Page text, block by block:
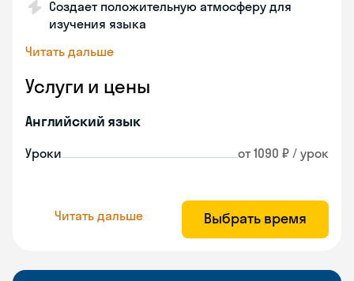
Создает положительную атмосферу для
изучения языка
Читать дальше
Услуги и цены
Английский язык
Уроки от 1090 ₽ / урок
Читать дальше Выбрать время